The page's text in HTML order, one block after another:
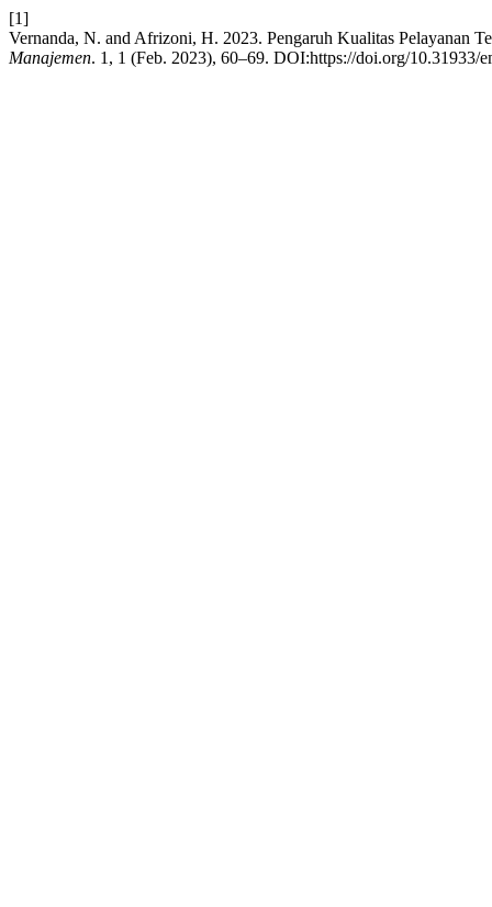
[1]
Vernanda, N. and Afrizoni, H. 2023. Pengaruh Kualitas Pelayanan
Manajemen. 1, 1 (Feb. 2023), 60–69. DOI:https://doi.org/10.31933/